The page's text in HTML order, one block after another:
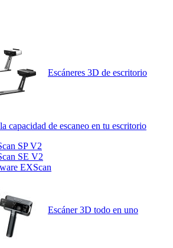
Escáneres 3D de escritorio
capacidad de escaneo en tu escritorio
SP V2
SE V2
EXScan
Escáner 3D todo en uno